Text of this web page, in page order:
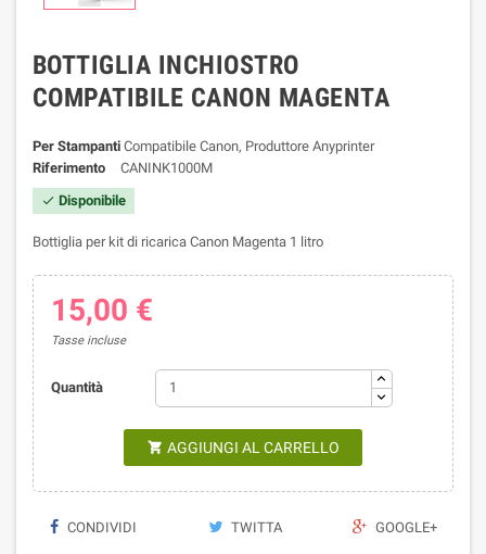
BOTTIGLIA INCHIOSTRO
COMPATIBILE CANON MAGENTA
Per Stampanti Compatibile Canon, Produttore Anyprinter
Riferimento
CANINK1000M
 Disponibile
Bottiglia per kit di ricarica Canon Magenta 1 litro
15,00 €
Tasse incluse
Quantità
 AGGIUNGI AL CARRELLO
CONDIVIDI TWITTA GOOGLE+